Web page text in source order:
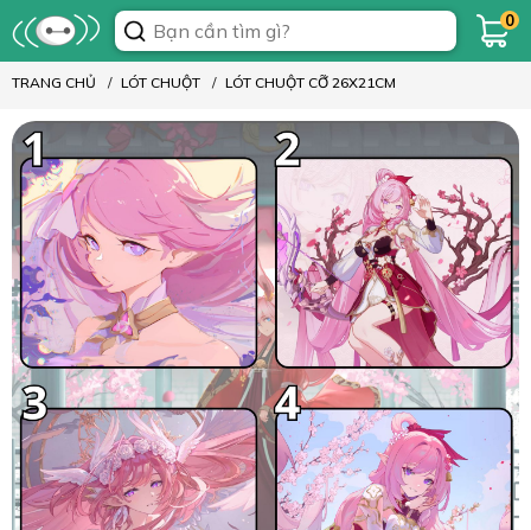
0
TRANG CHỦ LÓT CHUỘT LÓT CHUỘT CỠ 26X21CM